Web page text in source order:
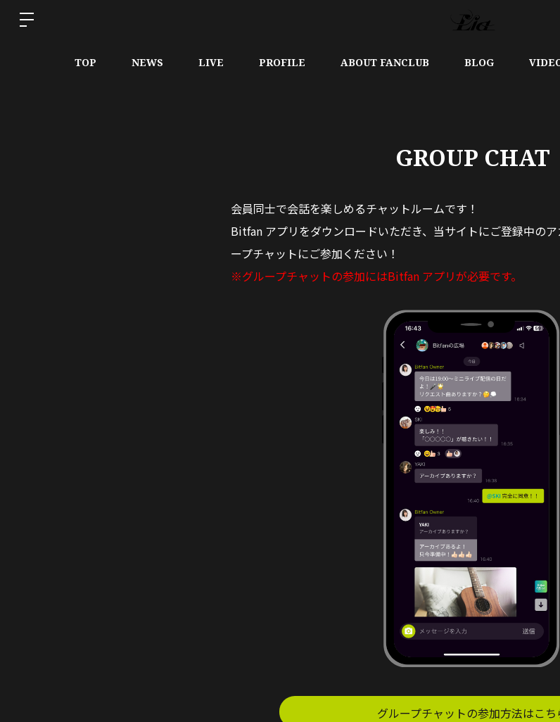
TOP NEWS LIVE PROFILE ABOUT FANCLUB BLOG
GROUP CHAT
会員同士で会話を楽しめるチャットルームです！
Bitfan アプリをダウンロードいただき、当サイトにご登録中の
ープチャットにご参加ください！
※グループチャットの参加にはBitfan アプリが必要です。
グループチャットの参加方法はこち